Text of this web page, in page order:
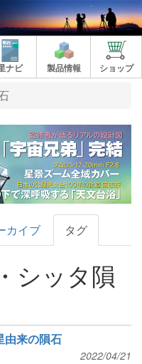
ナビ 製品情報 ショップ
カイブ タグ
シッタ隕
由来の隕石
2022/04/21